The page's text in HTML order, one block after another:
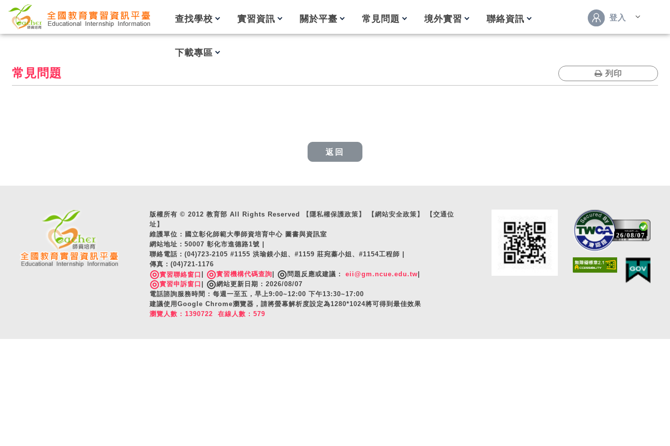
跳到主要內容
查找學校 實習資訊 關於平臺 常見問題 境外實習 聯絡資訊
下載專區
登入
常見問題 列印
返回
版權所有 © 2012 教育部 All Rights Reserved 【隱私權保護政策】 【網站安全政策】
【交通位
址】
維護單位 : 國立彰化師範大學師資培育中心 圖書與資訊室
網站地址：50007 彰化市進德路1號 |
聯絡電話：(04)723-2105 #1155 洪瑜鎂小姐、#1159 莊宛蓁小姐、#1154工程師 |
傳真：(04)721-1176
◎實習聯絡窗口 ◎實習機構代碼查詢 ◎問題反應或建議 : eii@gm.ncue.edu.tw
◎實習申訴窗口 ◎網站更新日期 : 2026/08/07
電話諮詢服務時間 : 每週一至五，早上9:00~12:00 下午13:30~17:00
建議使用Google Chrome瀏覽器，請將螢幕解析度設定為1280*1024將可得到最佳效果
瀏覽人數 : 1390722 在線人數 : 579
26/08/07